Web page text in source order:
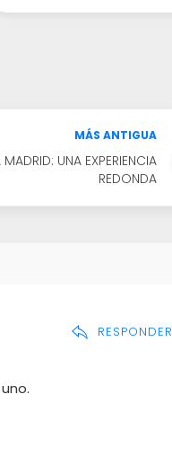
MÁS ANTIGUA
UNA EXPERIENCIA
REDONDA
RESPONDER